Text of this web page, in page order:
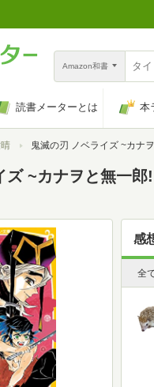
Amazon和書
読書メーターとは 本
鬼滅の刃 ノベライズ ~カナヲと無一郎! 命をかけた闘い編~ (
ズ ~カナヲと無一
感
全